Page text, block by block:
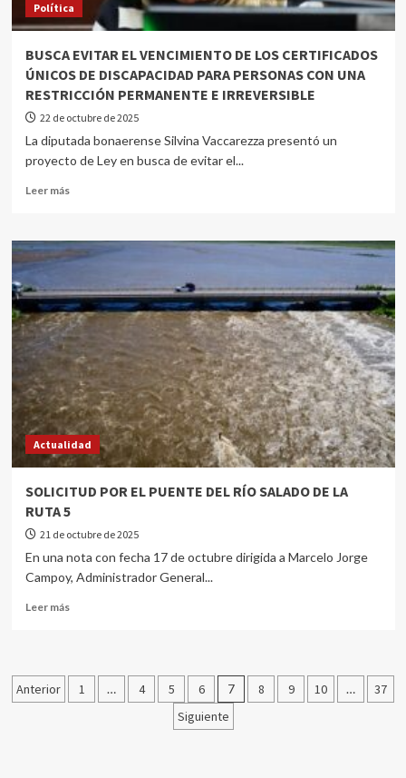
Política
BUSCA EVITAR EL VENCIMIENTO DE LOS CERTIFICADOS
ÚNICOS DE DISCAPACIDAD PARA PERSONAS CON UNA
RESTRICCIÓN PERMANENTE E IRREVERSIBLE
22 de octubre de 2025
La diputada bonaerense Silvina Vaccarezza presentó un
proyecto de Ley en busca de evitar el...
Leer más
Actualidad
SOLICITUD POR EL PUENTE DEL RÍO SALADO DE LA
RUTA 5
21 de octubre de 2025
En una nota con fecha 17 de octubre dirigida a Marcelo Jorge
Campoy, Administrador General...
Leer más
Anterior 1 … 4 5 6 7 8 9 10 …
37
Siguiente